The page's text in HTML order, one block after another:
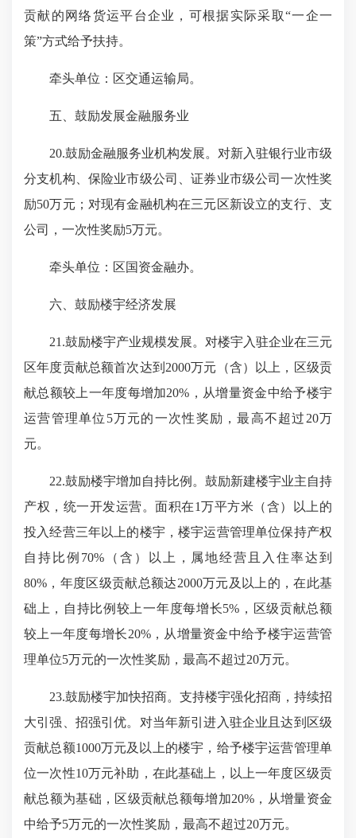
贡献的网络货运平台企业，可根据实际采取“一企一
策”方式给予扶持。
牵头单位：区交通运输局。
五、鼓励发展金融服务业
20.鼓励金融服务业机构发展。对新入驻银行业市级
分支机构、保险业市级公司、证券业市级公司一次性奖
励50万元；对现有金融机构在三元区新设立的支行、支
公司，一次性奖励5万元。
牵头单位：区国资金融办。
六、鼓励楼宇经济发展
21.鼓励楼宇产业规模发展。对楼宇入驻企业在三元
区年度贡献总额首次达到2000万元（含）以上，区级贡
献总额较上一年度每增加20%，从增量资金中给予楼宇
运营管理单位5万元的一次性奖励，最高不超过20万
元。
22.鼓励楼宇增加自持比例。 鼓励新建楼宇业主自持
产权，统一开发运营。面积在1万平方米（含）以上的
投入经营三年以上的楼宇，楼宇运营管理单位保持产权
自持比例70%（含）以上，属地经营且入住率达到
80%，年度区级贡献总额达2000万元及以上的，在此基
础上，自持比例较上一年度每增长5%，区级贡献总额
较上一年度每增长20%，从增量资金中给予楼宇运营管
理单位5万元的一次性奖励，最高不超过20万元。
23.鼓励楼宇加快招商。支持楼宇强化招商，持续招
大引强、招强引优。对当年新引进入驻企业且达到区级
贡献总额1000万元及以上的楼宇，给予楼宇运营管理单
位一次性10万元补助，在此基础上，以上一年度区级贡
献总额为基础，区级贡献总额每增加20%，从增量资金
中给予5万元的一次性奖励，最高不超过20万元。